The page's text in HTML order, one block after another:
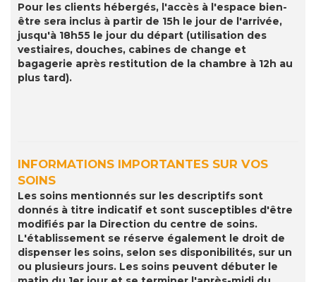
Pour les clients hébergés, l'accès à l'espace bien-
être sera inclus à partir de 15h le jour de l'arrivée,
jusqu'à 18h55 le jour du départ (utilisation des
vestiaires, douches, cabines de change et
bagagerie après restitution de la chambre à 12h au
plus tard).
INFORMATIONS IMPORTANTES SUR VOS
SOINS
Les soins mentionnés sur les descriptifs sont
donnés à titre indicatif et sont susceptibles d'être
modifiés par la Direction du centre de soins.
L'établissement se réserve également le droit de
dispenser les soins, selon ses disponibilités, sur un
ou plusieurs jours. Les soins peuvent débuter le